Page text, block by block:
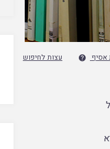
אסיף  עצות לחיפוש